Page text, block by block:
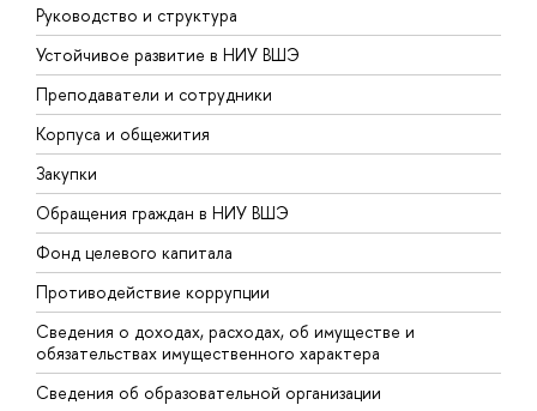
Руководство и структура
Устойчивое развитие в НИУ ВШЭ
Преподаватели и сотрудники
Корпуса и общежития
Закупки
Обращения граждан в НИУ ВШЭ
Фонд целевого капитала
Противодействие коррупции
Сведения о доходах, расходах, об имуществе и
обязательствах имущественного характера
Сведения об образовательной организации